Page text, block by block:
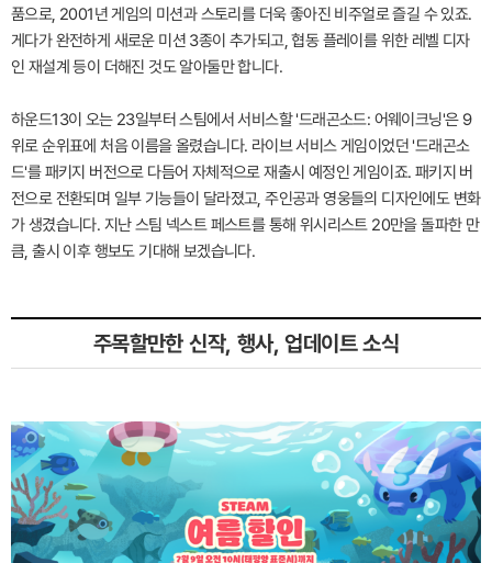
품으로, 2001년 게임의 미션과 스토리를 더욱 좋아진 비주얼로 즐길 수 있죠.
게다가 완전하게 새로운 미션 3종이 추가되고, 협동 플레이를 위한 레벨 디자
인 재설계 등이 더해진 것도 알아둘만 합니다.
하운드13이 오는 23일부터 스팀에서 서비스할 '드래곤소드: 어웨이크닝'은 9
위로 순위표에 처음 이름을 올렸습니다. 라이브 서비스 게임이었던 '드래곤소
드'를 패키지 버전으로 다듬어 자체적으로 재출시 예정인 게임이죠. 패키지 버
전으로 전환되며 일부 기능들이 달라졌고, 주인공과 영웅들의 디자인에도 변화
가 생겼습니다. 지난 스팀 넥스트 페스트를 통해 위시리스트 20만을 돌파한 만
큼, 출시 이후 행보도 기대해 보겠습니다.
주목할만한 신작, 행사, 업데이트 소식